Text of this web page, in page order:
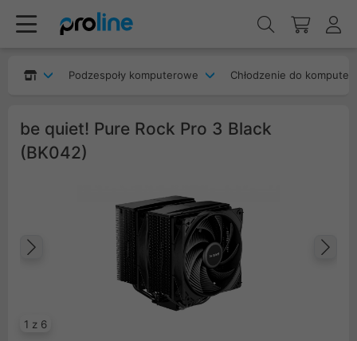
Podzespoły komputerowe Chłodzenie do
be quiet! Pure Rock Pro 3 Black
(BK042)
1 z 6
Poprzedni